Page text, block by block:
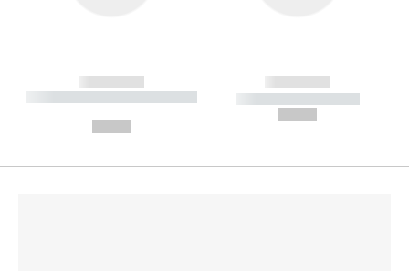
------------
----------- ----------- --------
------------
----------- -----------